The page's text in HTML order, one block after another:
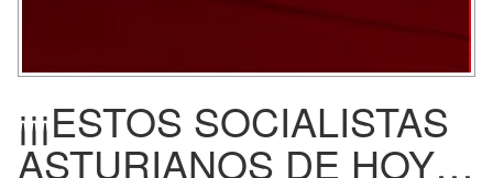
¡¡¡ESTOS SOCIALISTAS
ASTURIANOS DE HOY…